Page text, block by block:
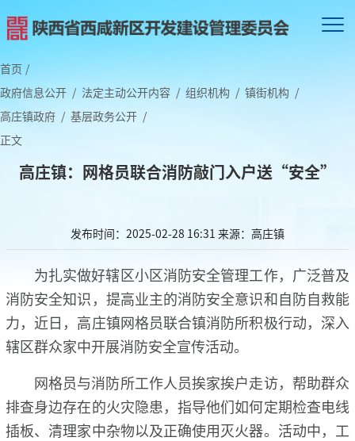
首页 /
政府信息公开 / 法定主动公开内容 / 组织机构 / 镇街机构 /
高庄镇政府 / 基层政务公开 /
正文
高庄镇：网格员联合消防敲门入户送“安全”
发布时间：2025-02-28 16:31 来源：高庄镇
为扎实做好辖区小区消防安全管理工作，广泛普及
消防安全知识，提高业主的消防安全意识和自防自救能
力，近日，高庄镇网格员联合镇消防所积极行动，深入
辖区群众家中开展消防安全宣传活动。
网格员与消防所工作人员挨家挨户走访，帮助群众
排查身边存在的火灾隐患，指导他们如何定期检查电线
插板、清理家中杂物以及正确使用灭火器。活动中，工